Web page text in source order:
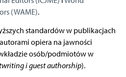
(WAME).
standardów w publikacjach
opiera na jawności
osób/podmiotów w
i guest authorship).